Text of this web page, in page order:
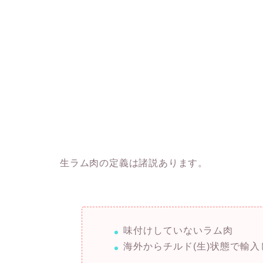
生ラム肉の定義は諸説あります。
味付けしていないラム肉
海外からチルド(生)状態で輸入